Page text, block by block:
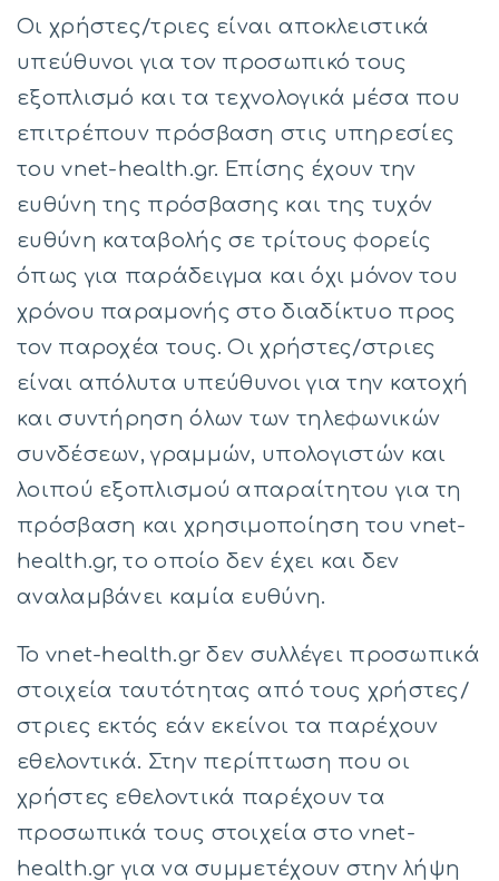
Οι χρήστες/τριες είναι αποκλειστικά
υπεύθυνοι για τον προσωπικό τους
εξοπλισμό και τα τεχνολογικά μέσα που
επιτρέπουν πρόσβαση στις υπηρεσίες
του vnet-health.gr. Επίσης έχουν την
ευθύνη της πρόσβασης και της τυχόν
ευθύνη καταβολής σε τρίτους φορείς
όπως για παράδειγμα και όχι μόνον του
χρόνου παραμονής στο διαδίκτυο προς
τον παροχέα τους. Οι χρήστες/στριες
είναι απόλυτα υπεύθυνοι για την κατοχή
και συντήρηση όλων των τηλεφωνικών
συνδέσεων, γραμμών, υπολογιστών και
λοιπού εξοπλισμού απαραίτητου για τη
πρόσβαση και χρησιμοποίηση του vnet-
health.gr, το οποίο δεν έχει και δεν
αναλαμβάνει καμία ευθύνη.
Το vnet-health.gr δεν συλλέγει προσωπικά
στοιχεία ταυτότητας από τους χρήστες/
στριες εκτός εάν εκείνοι τα παρέχουν
εθελοντικά. Στην περίπτωση που οι
χρήστες εθελοντικά παρέχουν τα
προσωπικά τους στοιχεία στο vnet-
health.gr για να συμμετέχουν στην λήψη